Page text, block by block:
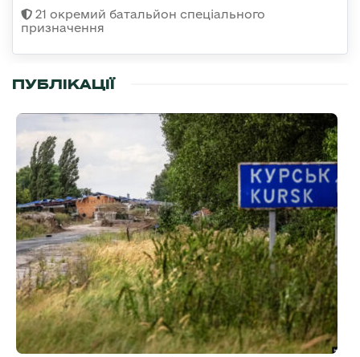
21 окремий батальйон спеціального
призначення
ПУБЛІКАЦІЇ